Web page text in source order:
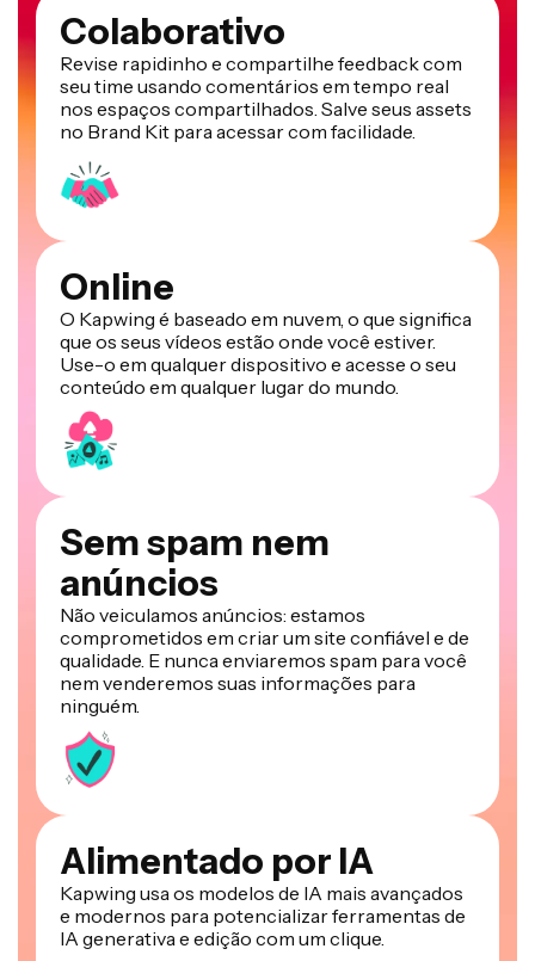
Colaborativo
Revise rapidinho e compartilhe feedback com
seu time usando comentários em tempo real
nos espaços compartilhados. Salve seus assets
no Brand Kit para acessar com facilidade.
Online
O Kapwing é baseado em nuvem, o que significa
que os seus vídeos estão onde você estiver.
Use-o em qualquer dispositivo e acesse o seu
conteúdo em qualquer lugar do mundo.
Sem spam nem
anúncios
Não veiculamos anúncios: estamos
comprometidos em criar um site confiável e de
qualidade. E nunca enviaremos spam para você
nem venderemos suas informações para
ninguém.
Alimentado por IA
Kapwing usa os modelos de IA mais avançados
e modernos para potencializar ferramentas de
IA generativa e edição com um clique.